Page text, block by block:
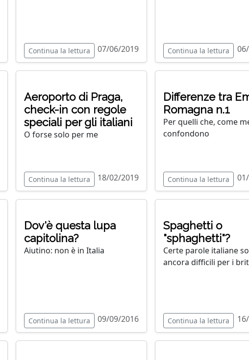
Continua la lettura 07/06/2019 Continua la lettura
Aeroporto di Praga,
check-in con regole
speciali per gli italiani
O forse solo per me
Continua la lettura 18/02/2019
Differenze tra
Romagna n.1
Per quelli che, come
confondono
Continua la lettura
Dov'è questa lupa
capitolina?
Aiutino: non è in Italia
Continua la lettura 09/09/2016
Spaghetti o
"sphaghetti"?
Certe parole italiane
ancora difficili per i
Continua la lettura